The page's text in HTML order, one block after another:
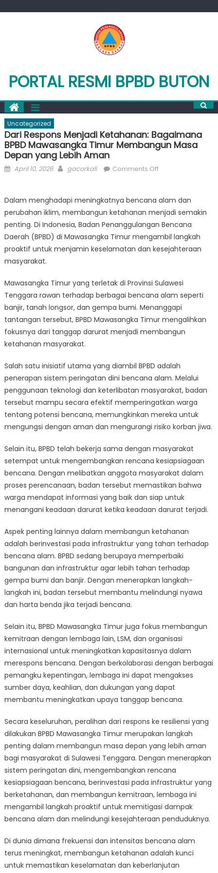
PORTAL RESMI BPBD BUTON
Uncategorized
Dari Respons Menjadi Ketahanan: Bagaimana
BPBD Mawasangka Timur Membangun Masa
Depan yang Lebih Aman
Posted
April 10, 2026 Author
gacorkali Comments Offon
Menjadi
Ketahanan:
Bagaimana
BPBD
Mawasangka
Masa
Depan
Lebih
Aman
Dalam menghadapi meningkatnya bencana alam dan
perubahan iklim, membangun ketahanan menjadi semakin
penting. Di Indonesia, Badan Penanggulangan Bencana
Daerah (BPBD) di Mawasangka Timur mengambil langkah
proaktif untuk menjamin keselamatan dan kesejahteraan
masyarakat.
Mawasangka Timur yang terletak di Provinsi Sulawesi
Tenggara rawan terhadap berbagai bencana alam seperti
banjir, tanah longsor, dan gempa bumi. Menanggapi
tantangan tersebut, BPBD Mawasangka Timur mengalihkan
fokusnya dari tanggap darurat menjadi membangun
ketahanan masyarakat.
Salah satu inisiatif utama yang diambil BPBD adalah
penerapan sistem peringatan dini bencana alam. Melalui
penggunaan teknologi dan keterlibatan masyarakat, badan
tersebut mampu secara efektif memperingatkan warga
tentang potensi bencana, memungkinkan mereka untuk
mengungsi dengan aman dan mengurangi risiko korban jiwa.
Selain itu, BPBD telah bekerja sama dengan masyarakat
setempat untuk mengembangkan rencana kesiapsiagaan
bencana. Dengan melibatkan anggota masyarakat dalam
proses perencanaan, badan tersebut memastikan bahwa
warga mendapat informasi yang baik dan siap untuk
menangani keadaan darurat ketika keadaan darurat terjadi.
Aspek penting lainnya dalam membangun ketahanan
adalah berinvestasi pada infrastruktur yang tahan terhadap
bencana alam. BPBD sedang berupaya memperbaiki
bangunan dan infrastruktur agar lebih tahan terhadap
gempa bumi dan banjir. Dengan menerapkan langkah-
langkah ini, badan tersebut membantu melindungi nyawa
dan harta benda jika terjadi bencana.
Selain itu, BPBD Mawasangka Timur juga fokus membangun
kemitraan dengan lembaga lain, LSM, dan organisasi
internasional untuk meningkatkan kapasitasnya dalam
merespons bencana. Dengan berkolaborasi dengan berbagai
pemangku kepentingan, lembaga ini dapat mengakses
sumber daya, keahlian, dan dukungan yang dapat
membantu meningkatkan upaya tanggap bencana.
Secara keseluruhan, peralihan dari respons ke resiliensi yang
dilakukan BPBD Mawasangka Timur merupakan langkah
penting dalam membangun masa depan yang lebih aman
bagi masyarakat di Sulawesi Tenggara. Dengan menerapkan
sistem peringatan dini, mengembangkan rencana
kesiapsiagaan bencana, berinvestasi pada infrastruktur yang
berketahanan, dan membangun kemitraan, lembaga ini
mengambil langkah proaktif untuk memitigasi dampak
bencana alam dan melindungi kesejahteraan penduduknya.
Di dunia dimana frekuensi dan intensitas bencana alam
terus meningkat, membangun ketahanan adalah kunci
untuk memastikan keselamatan dan keberlanjutan